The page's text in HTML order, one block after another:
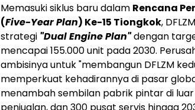
Memasuki siklus baru dalam Rencana
(Five-Year Plan) Ke-15 Tiongkok,
strategi "Dual Engine Plan"dengan
mencapai 155.000 unit pada 2030.
ambisinya untuk "membangun DFLZM
memperkuat kehadirannya di pasar
menambah sembilan pabrik pintar di
penjualan, dan 300 pusat servis hingga